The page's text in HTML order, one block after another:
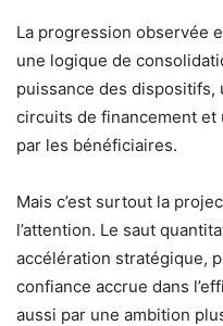
La progression observée
une logique de
puissance des
circuits de financement
par les bénéficiaires.
Mais c’est surtout la
l’attention. Le saut
accélération stratégique,
confiance accrue dans
aussi par une ambition